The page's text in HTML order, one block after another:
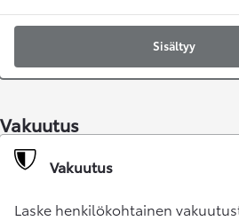
Sisältyy
Vakuutus
Vakuutus
Laske henkilökohtainen